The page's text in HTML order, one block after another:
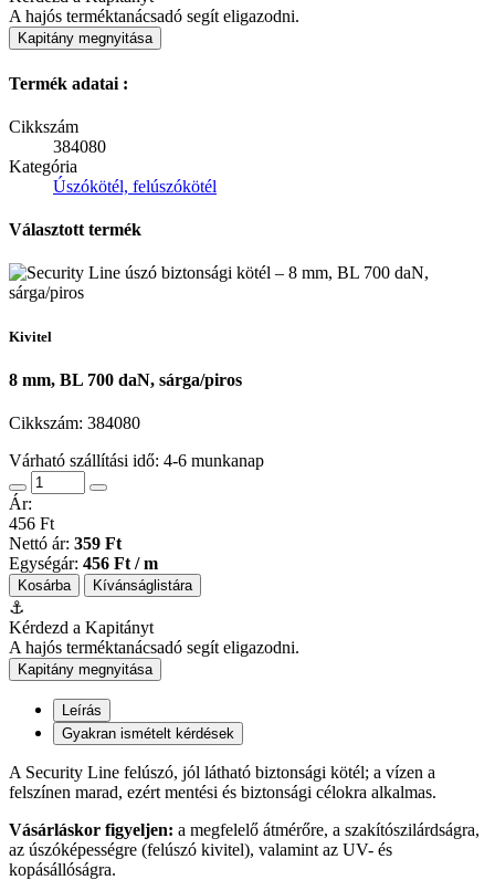
A hajós terméktanácsadó segít eligazodni.
Kapitány megnyitása
Termék adatai :
Cikkszám
384080
Kategória
Úszókötél, felúszókötél
Választott termék
Kivitel
8 mm, BL 700 daN, sárga/piros
Cikkszám: 384080
Várható szállítási idő: 4-6 munkanap
Ár:
456 Ft
Nettó ár: 359 Ft
Egységár: 456 Ft / m
Kosárba Kívánságlistára
⚓
Kérdezd a Kapitányt
A hajós terméktanácsadó segít eligazodni.
Kapitány megnyitása
Leírás
Gyakran ismételt kérdések
A Security Line felúszó, jól látható biztonsági kötél; a vízen a
felszínen marad, ezért mentési és biztonsági célokra alkalmas.
Vásárláskor figyeljen: a megfelelő átmérőre, a szakítószilárdságra,
az úszóképességre (felúszó kivitel), valamint az UV- és
kopásállóságra.